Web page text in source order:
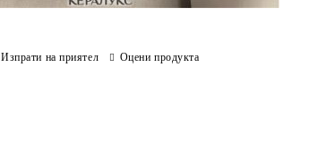
Изпрати на приятел Оцени продукта